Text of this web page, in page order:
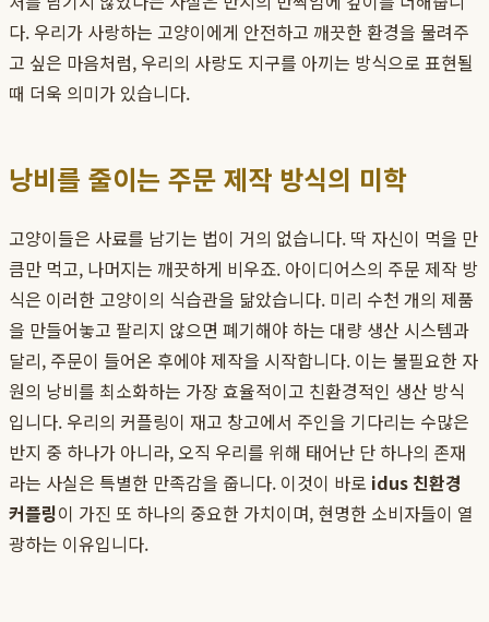
다. 우리가 사랑하는 고양이에게 안전하고 깨끗한 환경을 물려주
고 싶은 마음처럼, 우리의 사랑도 지구를 아끼는 방식으로 표현될
때 더욱 의미가 있습니다.
낭비를 줄이는 주문 제작 방식의 미학
고양이들은 사료를 남기는 법이 거의 없습니다. 딱 자신이 먹을 만
큼만 먹고, 나머지는 깨끗하게 비우죠. 아이디어스의 주문 제작 방
식은 이러한 고양이의 식습관을 닮았습니다. 미리 수천 개의 제품
을 만들어놓고 팔리지 않으면 폐기해야 하는 대량 생산 시스템과
달리, 주문이 들어온 후에야 제작을 시작합니다. 이는 불필요한 자
원의 낭비를 최소화하는 가장 효율적이고 친환경적인 생산 방식
입니다. 우리의 커플링이 재고 창고에서 주인을 기다리는 수많은
반지 중 하나가 아니라, 오직 우리를 위해 태어난 단 하나의 존재
라는 사실은 특별한 만족감을 줍니다. 이것이 바로 idus 친환경
커플링이 가진 또 하나의 중요한 가치이며, 현명한 소비자들이 열
광하는 이유입니다.